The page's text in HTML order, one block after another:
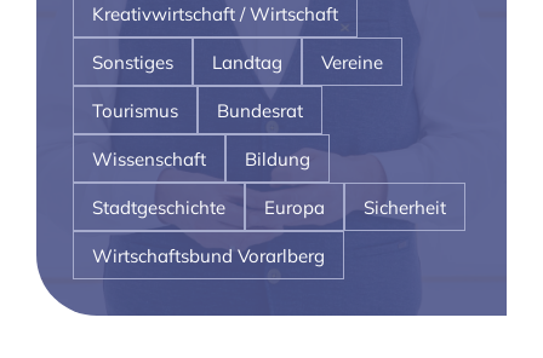
Kreativwirtschaft / Wirtschaft
Sonstiges Landtag Vereine
Tourismus Bundesrat
Wissenschaft Bildung
Stadtgeschichte Europa Sicherheit
Wirtschaftsbund Vorarlberg